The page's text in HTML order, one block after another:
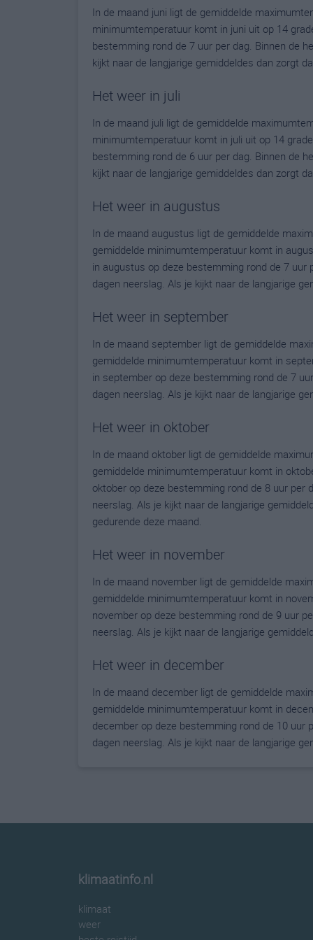
In de maand juni ligt de gemiddelde
minimumtemperatuur komt in juni uit op 14
bestemming rond de 7 uur per dag. Binnen de
kijkt naar de langjarige gemiddeldes dan zorgt
Het weer in juli
In de maand juli ligt de gemiddelde
minimumtemperatuur komt in juli uit op 14
bestemming rond de 6 uur per dag. Binnen de
kijkt naar de langjarige gemiddeldes dan zorgt
Het weer in augustus
In de maand augustus ligt de gemiddelde
gemiddelde minimumtemperatuur komt in
in augustus op deze bestemming rond de 7 uur
dagen neerslag. Als je kijkt naar de langjarige
Het weer in september
In de maand september ligt de gemiddelde
gemiddelde minimumtemperatuur komt in
in september op deze bestemming rond de 7
dagen neerslag. Als je kijkt naar de langjarige
Het weer in oktober
In de maand oktober ligt de gemiddelde
gemiddelde minimumtemperatuur komt in
oktober op deze bestemming rond de 8 uur per
neerslag. Als je kijkt naar de langjarige
gedurende deze maand.
Het weer in november
In de maand november ligt de gemiddelde
gemiddelde minimumtemperatuur komt in
november op deze bestemming rond de 9 uur
neerslag. Als je kijkt naar de langjarige
Het weer in december
In de maand december ligt de gemiddelde
gemiddelde minimumtemperatuur komt in
december op deze bestemming rond de 10 uur
dagen neerslag. Als je kijkt naar de langjarige
klimaatinfo.nl
klimaat
weer